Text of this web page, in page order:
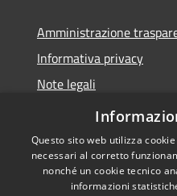
Amministrazione
Informativa privacy
Note legali
Dichiarazione di
Questo sito web utilizza
necessari al corretto
nonché un cookie tecnico
informazioni